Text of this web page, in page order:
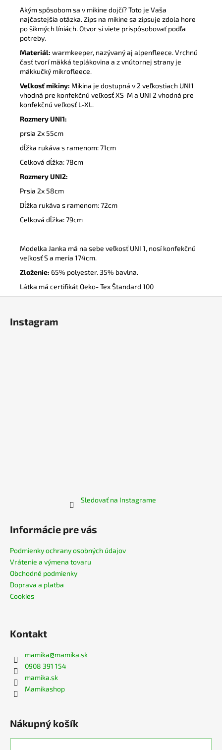
Akým spôsobom sa v mikine dojčí? Toto je Vaša
najčastejšia otázka. Zips na mikine sa zipsuje zdola hore
po šikmých líniách. Otvor si viete prispôsobovať podľa
potreby.
Materiál: warmkeeper, nazývaný aj alpenfleece. Vrchnú
časť tvorí mäkká teplákovina a z vnútornej strany je
mäkkučký mikrofleece.
Veľkosť mikiny: Mikina je dostupná v 2 veľkostiach UNI1
vhodná pre konfekčnú veľkosť XS-M a UNI 2 vhodná pre
konfekčnú veľkosť L-XL.
Rozmery UNI1:
prsia 2x 55cm
dĺžka rukáva s ramenom: 71cm
Celková dĺžka: 78cm
Rozmery UNI2:
Prsia 2x 58cm
Dĺžka rukáva s ramenom: 72cm
Celková dĺžka: 79cm
Modelka Janka má na sebe veľkosť UNI 1, nosí konfekčnú
veľkosť S a meria 174cm.
Zloženie: 65% polyester. 35% bavlna.
Látka má certifikát Oeko- Tex Štandard 100
Instagram
Sledovať na Instagrame
Informácie pre vás
Podmienky ochrany osobných údajov
Vrátenie a výmena tovaru
Obchodné podmienky
Doprava a platba
Cookies
Kontakt
mamika@mamika.sk
0908 391 154
mamika.sk
Mamikashop
Nákupný košík